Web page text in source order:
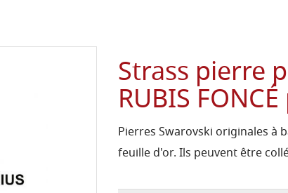
Strass pierre
RUBIS
Pierres Swarovski originales à
feuille d'or. Ils peuvent être